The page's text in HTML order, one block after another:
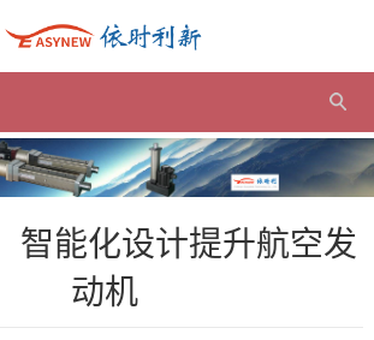
智能化设计提升航空发
动机